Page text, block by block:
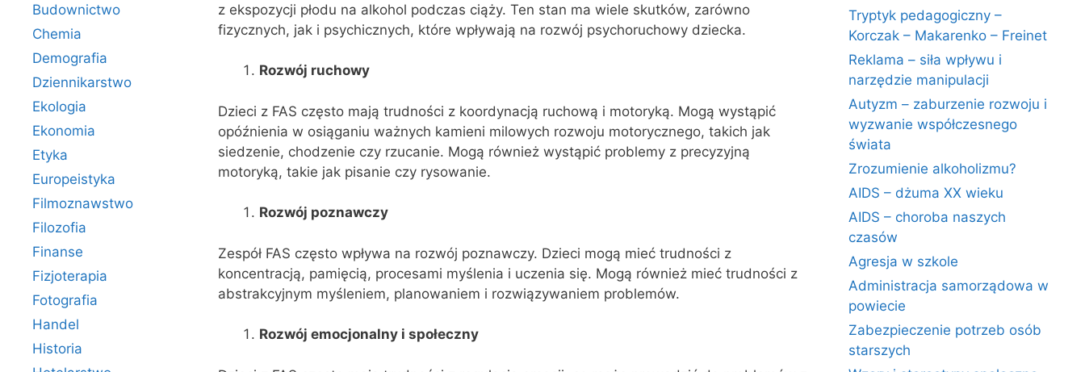
z ekspozycji płodu na alkohol podczas ciąży. Ten stan ma wiele skutków, zarówno
fizycznych, jak i psychicznych, które wpływają na rozwój psychoruchowy dziecka.
Rozwój ruchowy
Dzieci z FAS często mają trudności z koordynacją ruchową i motoryką. Mogą wystąpić
opóźnienia w osiąganiu ważnych kamieni milowych rozwoju motorycznego, takich jak
siedzenie, chodzenie czy rzucanie. Mogą również wystąpić problemy z precyzyjną
motoryką, takie jak pisanie czy rysowanie.
Rozwój poznawczy
Zespół FAS często wpływa na rozwój poznawczy. Dzieci mogą mieć trudności z
koncentracją, pamięcią, procesami myślenia i uczenia się. Mogą również mieć trudności z
abstrakcyjnym myśleniem, planowaniem i rozwiązywaniem problemów.
Rozwój emocjonalny i społeczny
Budownictwo
Chemia
Demografia
Dziennikarstwo
Ekologia
Ekonomia
Etyka
Europeistyka
Filmoznawstwo
Filozofia
Finanse
Fizjoterapia
Fotografia
Handel
Historia
Tryptyk pedagogiczny –
Korczak – Makarenko – Freinet
Reklama – siła wpływu i
narzędzie manipulacji
Autyzm – zaburzenie rozwoju i
wyzwanie współczesnego
świata
Zrozumienie alkoholizmu?
AIDS – dżuma XX wieku
AIDS – choroba naszych
czasów
Agresja w szkole
Administracja samorządowa w
powiecie
Zabezpieczenie potrzeb osób
starszych